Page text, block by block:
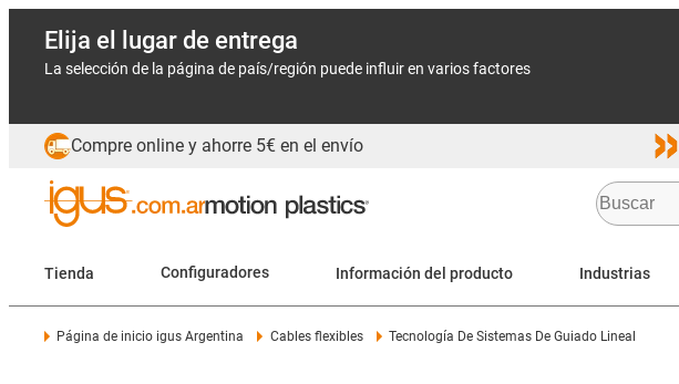
Elija el lugar de entrega
La selección de la página de país/región puede influir en varios factores
Compre online y ahorre 5€ en el envío
Tienda Configuradores Información del producto Industrias
Página de inicio igus Argentina Cables flexibles Tecnología De Sistemas De Guiado Lineal